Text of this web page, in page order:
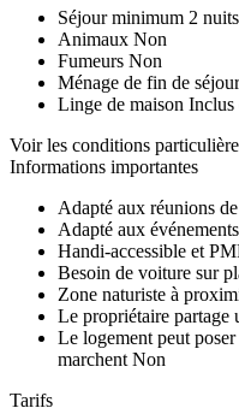
Séjour minimum 2 nuits
Animaux Non
Fumeurs Non
Ménage de fin de séjour
Linge de maison Inclus
Voir les conditions
Informations importantes
Adapté aux réunions
Adapté aux
Handi-accessible et
Besoin de voiture sur
Zone naturiste à
Le propriétaire partage
Le logement peut
marchent Non
Tarifs